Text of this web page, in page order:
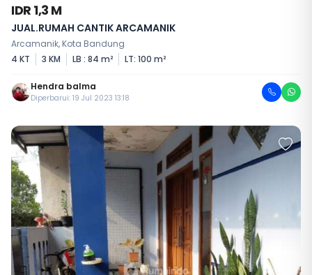
IDR 1,3 M
JUAL.RUMAH CANTIK ARCAMANIK
Arcamanik, Kota Bandung
4 KT
3 KM LB : 84 m² LT: 100 m²
Hendra balma
Diperbarui: 19 Jul 2023 13:18